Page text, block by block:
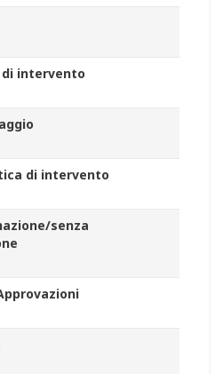
intervento
di intervento
senza